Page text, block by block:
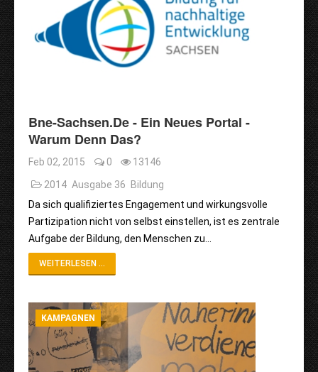
Bne-Sachsen.de - Ein Neues Portal -
Warum Denn Das?
Feb 02, 2015 0
13146
2014 Ausgabe 36
Bildung
Da sich qualifiziertes Engagement und wirkungsvolle
Partizipation nicht von selbst einstellen, ist es zentrale
Aufgabe der Bildung, den Menschen zu…
WEITERLESEN ...
KAMPAGNEN